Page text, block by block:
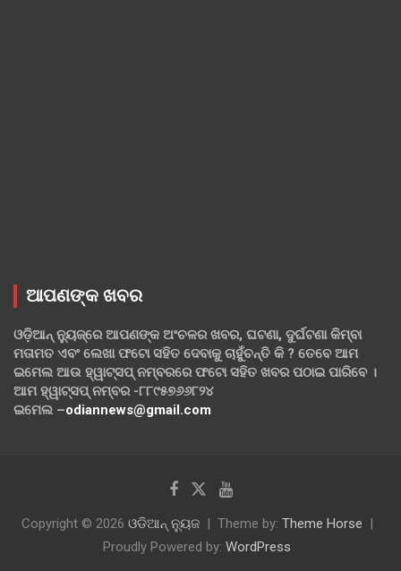
ଆପଣଙ୍କ ଖବର
ଓଡ଼ିଆନ୍ ନ୍ୟୁଜ୍‌ରେ ଆପଣଙ୍କ ଅଂଚଳର ଖବର, ଘଟଣା, ଦୁର୍ଘଟଣା କିମ୍ବା
ମତାମତ ଏବଂ ଲେଖା ଫଟୋ ସହିତ ଦେବାକୁ ଚାହୁଁଚନ୍ତି କି ? ତେବେ ଆମ
ଇମେଲ ଆଉ ହ୍ୱାଟ୍‌ସପ୍ ନମ୍ବରରେ ଫଟୋ ସହିତ ଖବର ପଠାଇ ପାରିବେ ।
ଆମ ହ୍ୱାଟ୍‌ସପ୍ ନମ୍ବର -୮୮୯୫୭୬୬୮୨୪
ଇମେଲ –odiannews@gmail.com
Copyright © 2026 ଓଡିଆନ୍ ନ୍ୟୁଜ Theme by: Theme Horse
Proudly Powered by: WordPress